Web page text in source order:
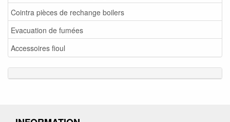
Cointra pièces de rechange boilers
Evacuation de fumées
Accessoires fioul